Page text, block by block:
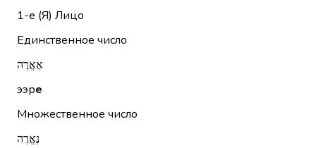
1-е (Я) Лицо
Единственное число
אֶאֱרֶה
ээре
Множественное число
נֶאֱרֶה